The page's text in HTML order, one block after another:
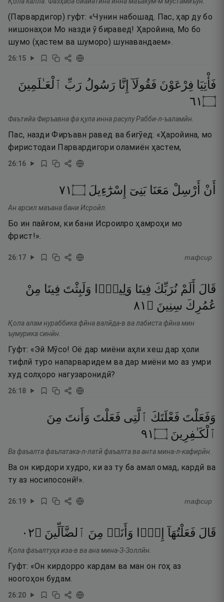
(Парвардигор) гуфт: «Чунин набошад. Пас, ҳар ду бо
нишонаҳои Мо назди ӯ биравед! Ҳаройина, Мо бо
шумо (ҳастем ва шуморо) шунавандаем».
26:15
فَأْتِيَا فِرْعَوْنَ فَقُولَآ إِنَّا رَسُولُ رَبِّ ٱلْعَـٰلَمِينَ
۝١٦
Фаътийа Фиръавна фа қула инна расулу Рабби-л-ъаламӣн.
Пас, назди Фиръавн равед ва бигӯед: «Ҳаройина, мо
фиристодаи Парвардигори оламиён ҳастем,
26:16
أَنْ أَرْسِلْ مَعَنَا بَنِىٓ إِسْرَٰٓءِيلَ ۝١٧
Ан арсил маъана бани Исроӣл.
Бо ин пайғом, ки бани Исроилро ҳамроҳи мо
фрист!».
26:17 тафсир
قَالَ أَلَمْ نُرَبِّكَ فِينَا وَلِيدًۭا وَلَبِثْتَ فِينَا مِنْ
عُمُرِكَ سِنِينَ ۝ ١٨
Қола алам нураббика фӣна валӣда-в ва лабиста фӣна мин
ъумурика синӣн.
Гуфт: «Эй Мӯсо! Оё дар миёни аҳли хеш дар ҳоли
тифлӣ туро напарваридем ва дар миёни мо аз умри
худ солҳоро нагузаронидӣ?
26:18
وَفَعَلْتَ فَعْلَتَكَ ٱلَّتِى فَعَلْتَ وَأَنتَ مِنَ
ٱلْكَـٰفِرِينَ ۝١٩
Ва фаъалта фаълатака-л-латӣ фаъалта ва анта мина-л-кафирӣн.
Ва он кирдори худро, ки аз ту ба амал омад, кардӣ ва
ту аз носипосонӣ!».
26:19 тафсир
قَالَ فَعَلْتُهَآ إِذًۭا وَأَنَا۠ مِنَ ٱلضَّآلِّينَ ۝٢٠
Қола фаъалтуҳа иза-в ва ана мина-З-Золлӣн.
Гуфт: «Он кирдорро кардам ва ман он гоҳ аз
ноогоҳон будам.
26:20